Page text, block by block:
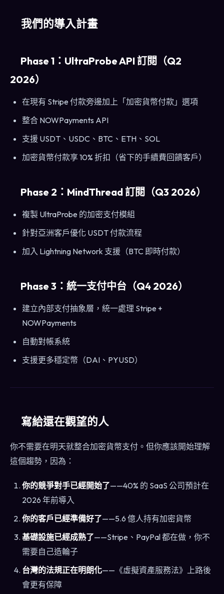
我們的導入計畫
Phase 1：UltraProbe API 訂閱（Q2
2026）
在現有 Stripe 付款旁邊加上「加密貨幣付款」選項
整合 NOWPayments API
支援 USDT、USDC、BTC、ETH、SOL
加密貨幣付款享 10% 折扣（省下的手續費回饋客戶）
Phase 2：MindThread 訂閱（Q3 2026）
複製 UltraProbe 的加密支付模組
針對亞洲客戶優化 USDT 付款流程
加入 Lightning Network 支援（BTC 即時付款）
Phase 3：統一支付中台（Q4 2026）
建立內部支付抽象層，統一處理 Stripe +
NOWPayments
自動對帳系統
支援更多穩定幣（DAI、PYUSD）
寫給還在觀望的人
你不需要在明天就整合加密貨幣支付。但你應該開始理解
這個趨勢，因為：
你的競爭對手已經開始了——40% 的 SaaS 公司預計在
2026 年前導入
你的客戶已經準備好了——5.6 億人持有加密貨幣
基礎設施已經成熟了——Stripe、PayPal 都在做，你不
需要自己造輪子
台灣的法規正在明朗化——《虛擬資產服務法》上路後
會更有保障